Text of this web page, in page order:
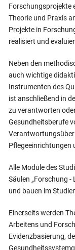
Forschungsprojekte
Theorie und Praxis
Projekte in
realisiert und
Neben den
auch wichtige
Instrumenten des
ist anschließend in
zu verantworten
Gesundheitsberufe
Pflegeeinrichtungen
Alle Module des
Säulen „Forschung
und bauen im
Einerseits werden
Arbeitens und
Evidenzbasierung,